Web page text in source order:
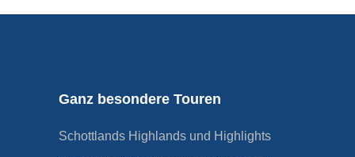
Ganz besondere Touren
Schottlands Highlands und Highlights